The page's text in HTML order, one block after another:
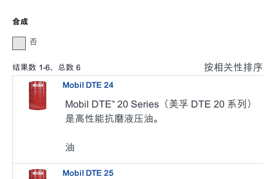
合成
否
结果数 1-6，总数 6 按相关性排序
Mobil DTE 24
Mobil DTE™ 20 Series（美孚 DTE 20 系列）
是高性能抗磨液压油。
油
Mobil DTE 25